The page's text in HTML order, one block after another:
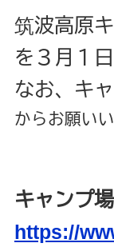
筑波高原
を３月１
なお、キ
からお願い
キャンプ
https://